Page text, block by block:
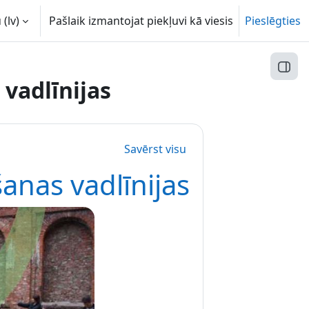
‎(lv)‎ Pašlaik izmantojat piekļuvi kā viesis Pieslēgties
Savērst visu
vadlīnijas